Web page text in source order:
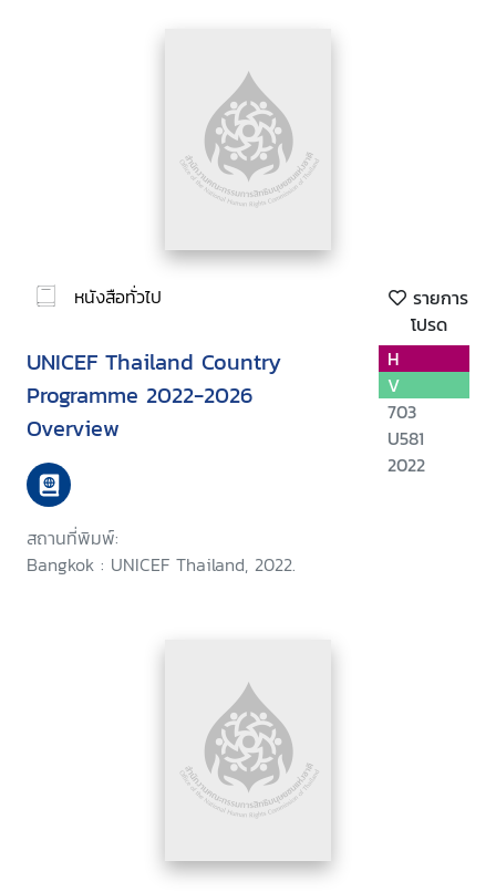
หนังสือทั่วไป
รายการ
โปรด
UNICEF Thailand Country
Programme 2022-2026
Overview
สถานที่พิมพ์:
Bangkok : UNICEF Thailand, 2022.
H
V
703
U581
2022